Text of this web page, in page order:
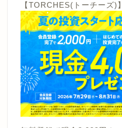
【TORCHES(トーチーズ)】